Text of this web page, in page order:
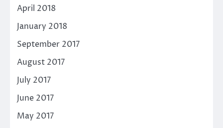
April 2018
January 2018
September 2017
August 2017
July 2017
June 2017
May 2017